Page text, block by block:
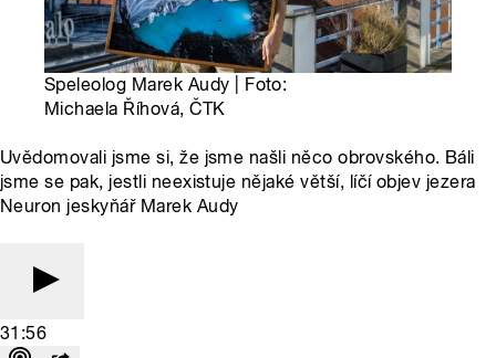
Speleolog Marek Audy | Foto:
Michaela Říhová, ČTK
Uvědomovali jsme si, že jsme našli něco obrovského. Báli
jsme se pak, jestli neexistuje nějaké větší, líčí objev jezera
Neuron jeskyňář Marek Audy
31:56